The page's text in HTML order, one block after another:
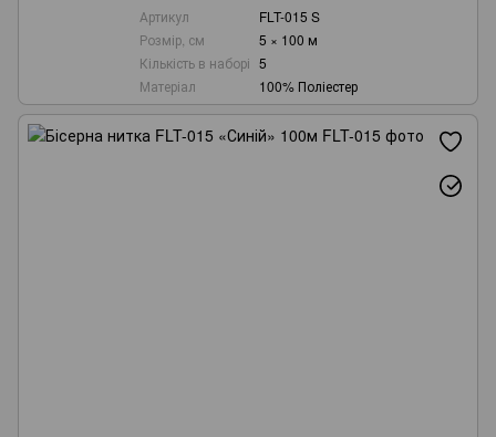
Артикул
FLT-015 S
Розмір, см
5 × 100 м
Кількість в наборі 5
Матеріал
100% Поліестер